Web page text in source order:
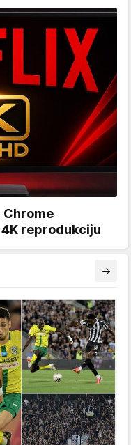
Chrome
reprodukciju